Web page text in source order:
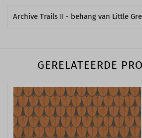
Archive Trails II - behang van Little
GERELATEERDE